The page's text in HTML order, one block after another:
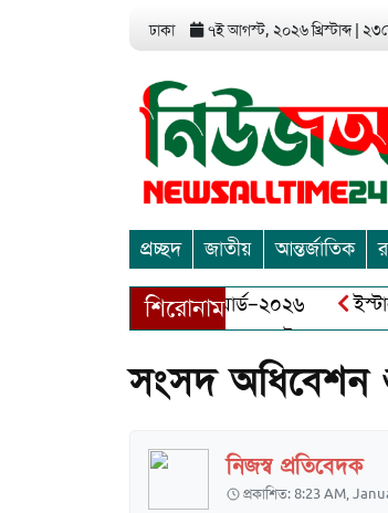
ঢাকা ৭ই আগস্ট, ২০২৬ খ্রিস্টাব্দ
প্রচ্ছদ জাতীয় আন্তর্জাতিক
শিরোনাম
এন্ড এন্ট্রাপ্রেনিয়র অ্যাওয়ার্ড–২০২৬ ইস্টার্ন
বীর মুক্তিযোদ্ধা আব্দুল খালেক এর ইন্তেকাল
সংসদ অধিবেশন
নিজস্ব প্রতিবেদক
প্রকাশিত: 8:23 AM,